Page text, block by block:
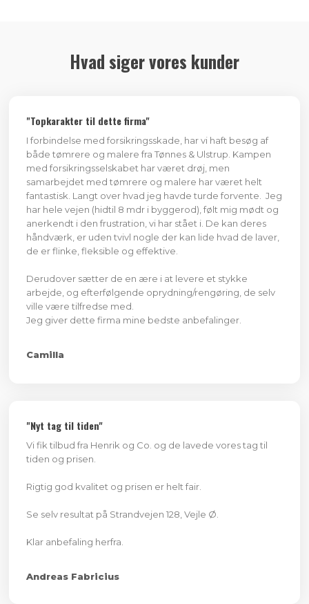
Hvad siger vores kunder
​"Topkarakter til dette firma"
I forbindelse med forsikringsskade, har vi haft besøg af
både tømrere og malere fra Tønnes & Ulstrup. Kampen
med forsikringsselskabet har været drøj, men
samarbejdet med tømrere og malere har været helt
fantastisk. Langt over hvad jeg havde turde forvente. Jeg
har hele vejen (hidtil 8 mdr i byggerod), følt mig mødt og
anerkendt i den frustration, vi har stået i. De kan deres
håndværk, er uden tvivl nogle der kan lide hvad de laver,
de er flinke, fleksible og effektive.
Derudover sætter de en ære i at levere et stykke
arbejde, og efterfølgende oprydning/rengøring, de selv
ville være tilfredse med.
Jeg giver dette firma mine bedste anbefalinger.
Camilla ​
​"Nyt tag til tiden"
Vi fik tilbud fra Henrik og Co. og de lavede vores tag til
tiden og prisen.
Rigtig god kvalitet og prisen er helt fair.
Se selv resultat på Strandvejen 128, Vejle Ø.
Klar anbefaling herfra.​
​Andreas Fabricius